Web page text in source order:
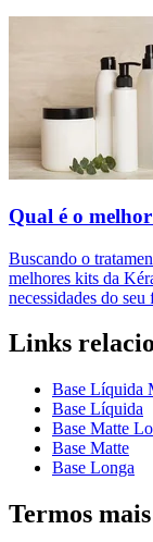
Qual é o
Buscando o
melhores kits da
necessidades do
Links
Base Líquida
Base Líquida
Base Matte
Base Matte
Base Longa
Termos